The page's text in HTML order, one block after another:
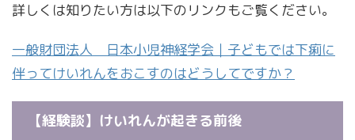
詳しくは知りたい方は以下のリンクもご覧ください。
一般財団法人 日本小児神経学会｜子どもでは下痢に
伴ってけいれんをおこすのはどうしてですか？
【経験談】けいれんが起きる前後